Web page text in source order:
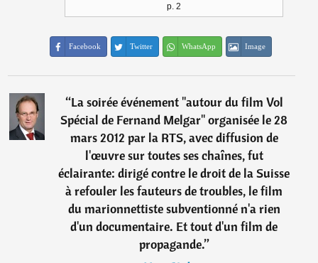
p. 2
Facebook Twitter WhatsApp Image
“La soirée événement "autour du film Vol
Spécial de Fernand Melgar" organisée le 28
mars 2012 par la RTS, avec diffusion de
l'œuvre sur toutes ses chaînes, fut
éclairante: dirigé contre le droit de la Suisse
à refouler les fauteurs de troubles, le film
du marionnettiste subventionné n'a rien
d'un documentaire. Et tout d'un film de
propagande.”